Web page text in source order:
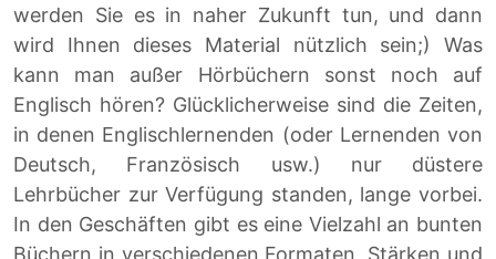
werden Sie es in naher Zukunft tun, und dann
wird Ihnen dieses Material nützlich sein;) Was
kann man außer Hörbüchern sonst noch auf
Englisch hören? Glücklicherweise sind die Zeiten,
in denen Englischlernenden (oder Lernenden von
Deutsch, Französisch usw.) nur düstere
Lehrbücher zur Verfügung standen, lange vorbei.
In den Geschäften gibt es eine Vielzahl an bunten
Büchern in verschiedenen Formaten, Stärken und